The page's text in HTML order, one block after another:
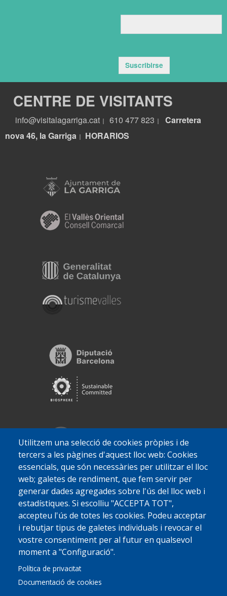
Utilitzem una selecció de cookies pròpies i de
tercers a les pàgines d'aquest lloc web: Cookies
essencials, que són necessàries per utilitzar el lloc
web; galetes de rendiment, que fem servir per
generar dades agregades sobre l'ús del lloc web i
estadístiques. Si escolliu "ACCEPTA TOT",
accepteu l'ús de totes les cookies. Podeu acceptar
i rebutjar tipus de galetes individuals i revocar el
vostre consentiment per al futur en qualsevol
moment a "Configuració".
Política de privacitat
Documentació de cookies
Suscribirse
CENTRE DE VISITANTS
info@visitalagarriga.cat 610 477 823
Carretera
nova 46, la Garriga
HORARIOS
© 2022 Ajuntament La Garriga Avis legal
Protecció de dades
Política de CookiesImplementat perPerception